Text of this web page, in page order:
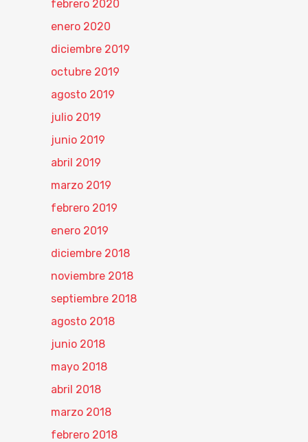
febrero 2020
enero 2020
diciembre 2019
octubre 2019
agosto 2019
julio 2019
junio 2019
abril 2019
marzo 2019
febrero 2019
enero 2019
diciembre 2018
noviembre 2018
septiembre 2018
agosto 2018
junio 2018
mayo 2018
abril 2018
marzo 2018
febrero 2018